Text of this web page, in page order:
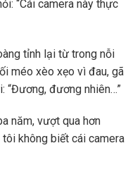
“Cái camera này thực
tỉnh lại từ trong nỗi
méo xèo xẹo vì đau, gã
“Đương, đương nhiên…”
năm, vượt qua hơn
không biết cái camera